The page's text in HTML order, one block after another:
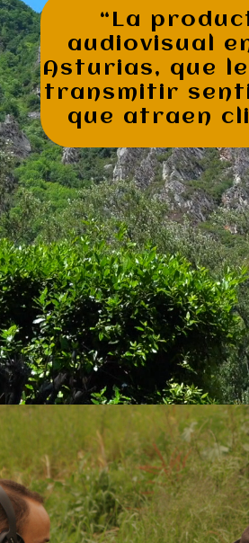
“La
audiovisual
Asturias, que
transmitir
que atraen